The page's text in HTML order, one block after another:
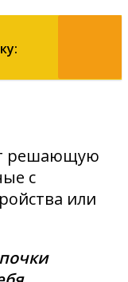
решающую
с
или